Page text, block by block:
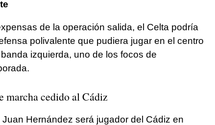
de la operación salida, el Celta podría
polivalente que pudiera jugar en el centro
izquierda, uno de los focos de
marcha cedido al Cádiz
Hernández será jugador del Cádiz en